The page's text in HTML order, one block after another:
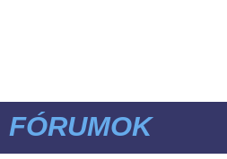
FÓRUMOK